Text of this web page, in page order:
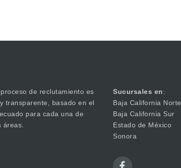
de reclutamiento es
transparente, basado en el
para cada una de
áreas.
Sucursales en:
Baja California Norte
Baja California Sur
Estado de México
Sonora